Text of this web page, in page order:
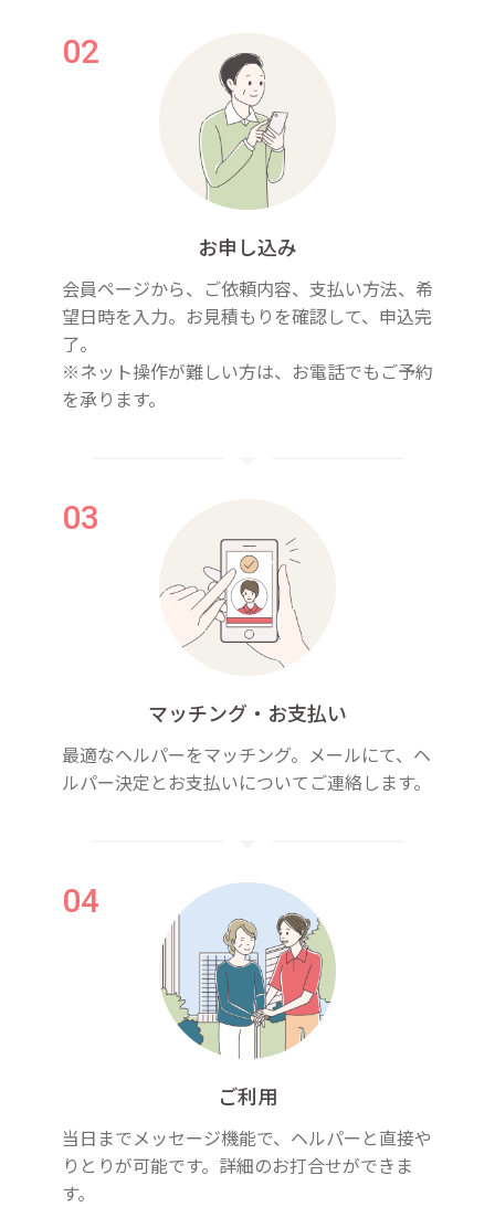
お申し込み
会員ページから、ご依頼内容、支払い方法、希
望日時を入力。お見積もりを確認して、申込完
了。
※ネット操作が難しい方は、お電話でもご予約
を承ります。
マッチング・お支払い
最適なヘルパーをマッチング。メールにて、ヘ
ルパー決定とお支払いについてご連絡します。
ご利用
当日までメッセージ機能で、ヘルパーと直接や
りとりが可能です。詳細のお打合せができま
す。